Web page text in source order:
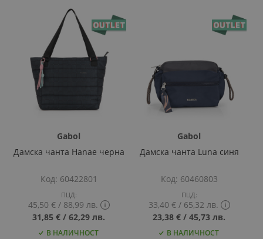
Gabol
Дамска чанта Hanae черна
Код 60422801
ПЦД:
45,50 € ‎/‎88,99 лв.
31,85 € ‎/‎ 62,29 лв.
В НАЛИЧНОСТ
Gabol
Дамска чанта Luna синя
Код 60460803
ПЦД:
33,40 € ‎/‎65,32 лв.
23,38 € ‎/‎ 45,73 лв.
В НАЛИЧНОСТ